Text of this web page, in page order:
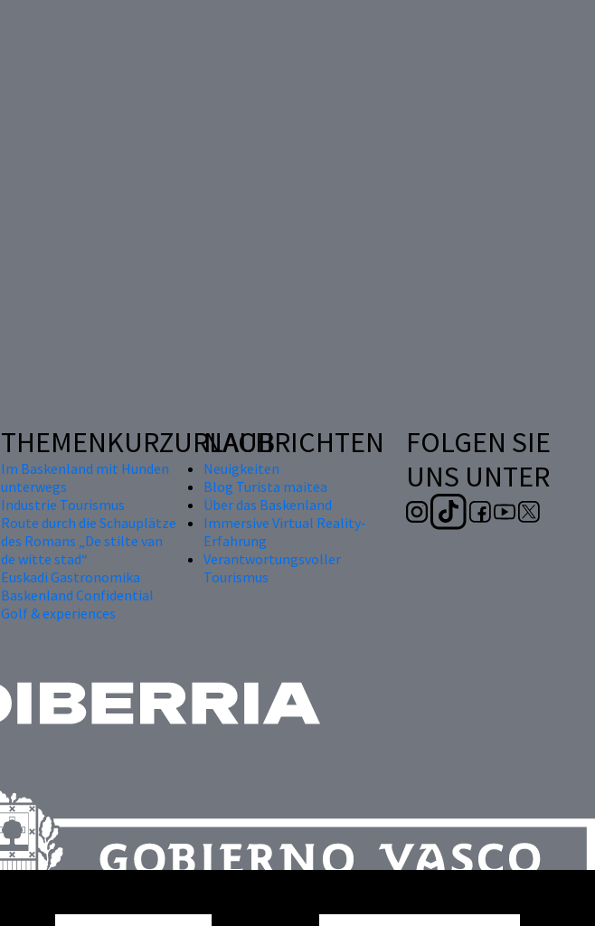
THEMENKURZURLAUB
Im Baskenland mit Hunden
unterwegs
Industrie Tourismus
Route durch die Schauplätze
des Romans „De stilte van
de witte stad“
Euskadi Gastronomika
Baskenland Confidential
Golf & experiences
NACHRICHTEN
Neuigkeiten
Blog Turista maitea
Über das Baskenland
Immersive Virtual Reality-
Erfahrung
Verantwortungsvoller
Tourismus
FOLGEN SIE
UNS UNTER